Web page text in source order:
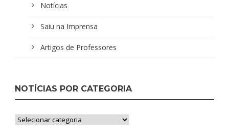
Notícias
Saiu na Imprensa
Artigos de Professores
NOTÍCIAS POR CATEGORIA
Notícias